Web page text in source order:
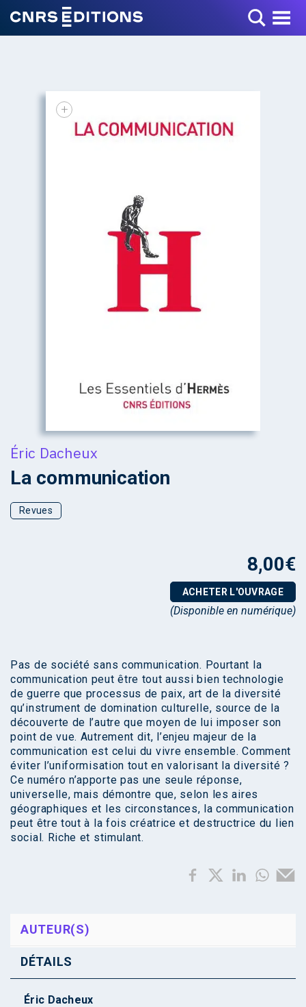
Toggle Menu
+
Éric Dacheux
La communication
Revues
8,00€
ACHETER L'OUVRAGE
(Disponible en numérique)
Pas de société sans communication. Pourtant la
communication peut être tout aussi bien technologie
de guerre que processus de paix, art de la diversité
qu’instrument de domination culturelle, source de la
découverte de l’autre que moyen de lui imposer son
point de vue. Autrement dit, l’enjeu majeur de la
communication est celui du vivre ensemble. Comment
éviter l’uniformisation tout en valorisant la diversité ?
Ce numéro n’apporte pas une seule réponse,
universelle, mais démontre que, selon les aires
géographiques et les circonstances, la communication
peut être tout à la fois créatrice et destructrice du lien
social. Riche et stimulant.
AUTEUR(S)
DÉTAILS
Éric Dacheux